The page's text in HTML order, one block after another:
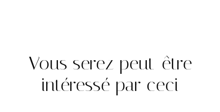
Vous serez peut-être
intéressé par ceci